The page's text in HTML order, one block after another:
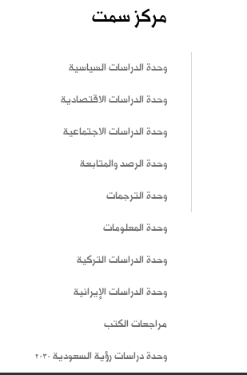
مركز سمت
وحدة الدراسات السياسية
وحدة الدراسات الاقتصادية
وحدة الدراسات الاجتماعية
وحدة الرصد والمتابعة
وحدة الترجمات
وحدة المعلومات
وحدة الدراسات التركية
وحدة الدراسات الإيرانية
مراجعات الكتب
وحدة دراسات رؤية السعودية 2030